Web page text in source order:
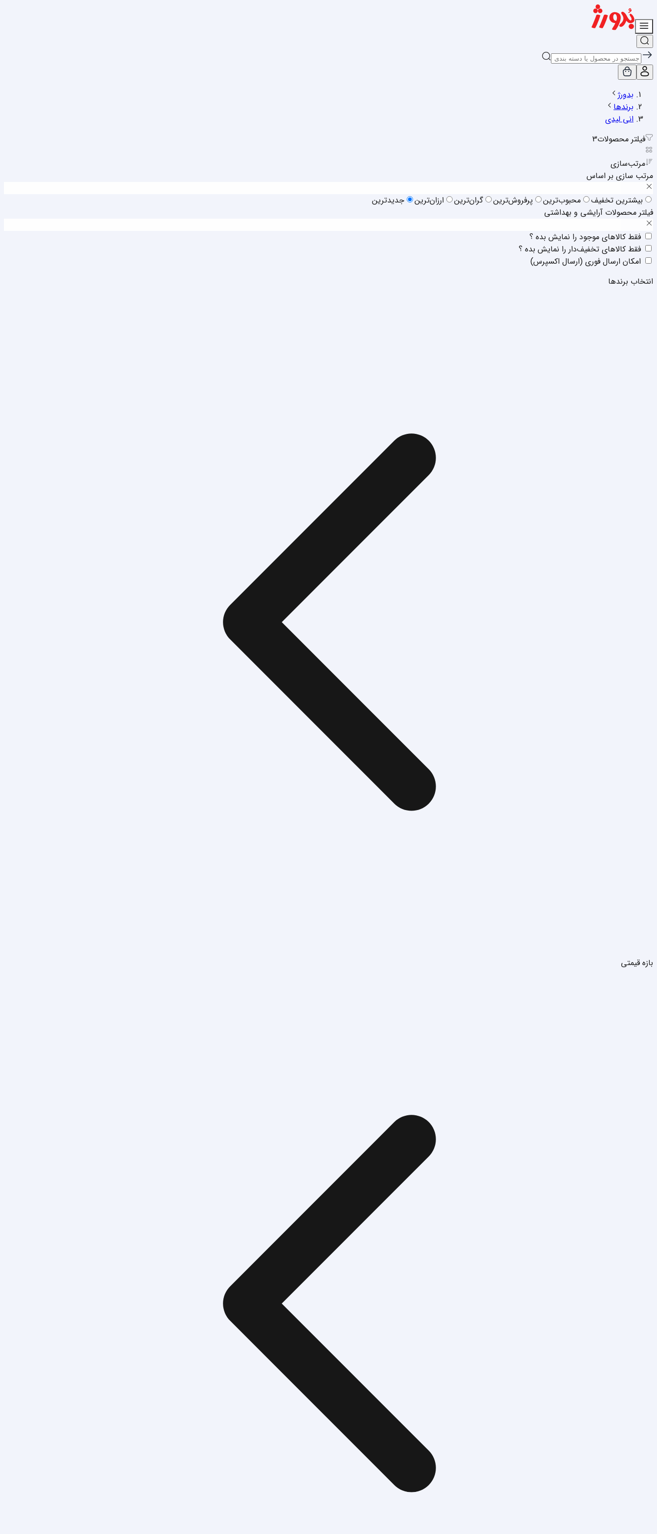
بدورژ
برندها
انی لیدی
فیلتر محصولات3
مرتب‌سازی
مرتب سازی بر اساس
بیشترین تخفیف
محبوب‌ترین پرفروش‌ترین گران‌ترین ارزان‌ترین
جدیدترین
فیلتر محصولات آرایشی و بهداشتی
فقط‌ کالا‌‌های موجود را نمایش بده ؟
فقط‌ کالا‌‌های تخفیف‌دار را نمایش بده ؟
امکان ارسال فوری (ارسال اکسپرس)
انتخاب برند‌ها
بازه قیمتی